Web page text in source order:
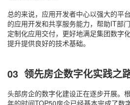
总的来说，应用开发者中心以强大的平
的应用开发和共享服务能力，帮助IT部
定制化应用交付，更好地满足集团数字
提升提供良好的技术基础。
03 领先房企数字化实践之
头部房企的数字化建设正在逐步开展。